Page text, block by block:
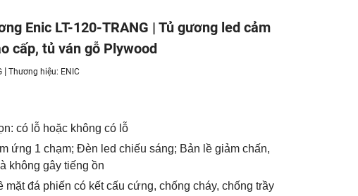
Enic LT-120-TRANG | Tủ gương led cảm
cấp, tủ ván gỗ Plywood
|Thương hiệu: ENIC
có lỗ hoặc không có lỗ
ứng 1 chạm; Đèn led chiếu sáng; Bản lề giảm chấn,
không gây tiếng ồn
mặt đá phiến có kết cấu cứng, chống cháy, chống trầy